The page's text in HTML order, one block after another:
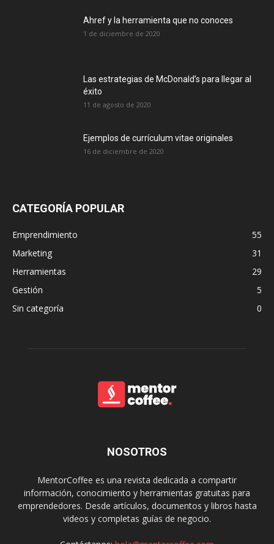
Ahref y la herramienta que no conoces
1 de diciembre de 2020
Las estrategias de McDonald’s para llegar al
éxito
11 de agosto de 2020
Ejemplos de currículum vitae originales
16 de diciembre de 2020
CATEGORÍA POPULAR
Emprendimiento
55
Marketing
31
Herramientas
29
Gestión
5
Sin categoría
0
NOSOTROS
MentorCoffee es una revista dedicada a compartir
información, conocimiento y herramientas gratuitas para
emprendedores. Desde artículos, documentos y libros hasta
videos y completas guías de negocio.